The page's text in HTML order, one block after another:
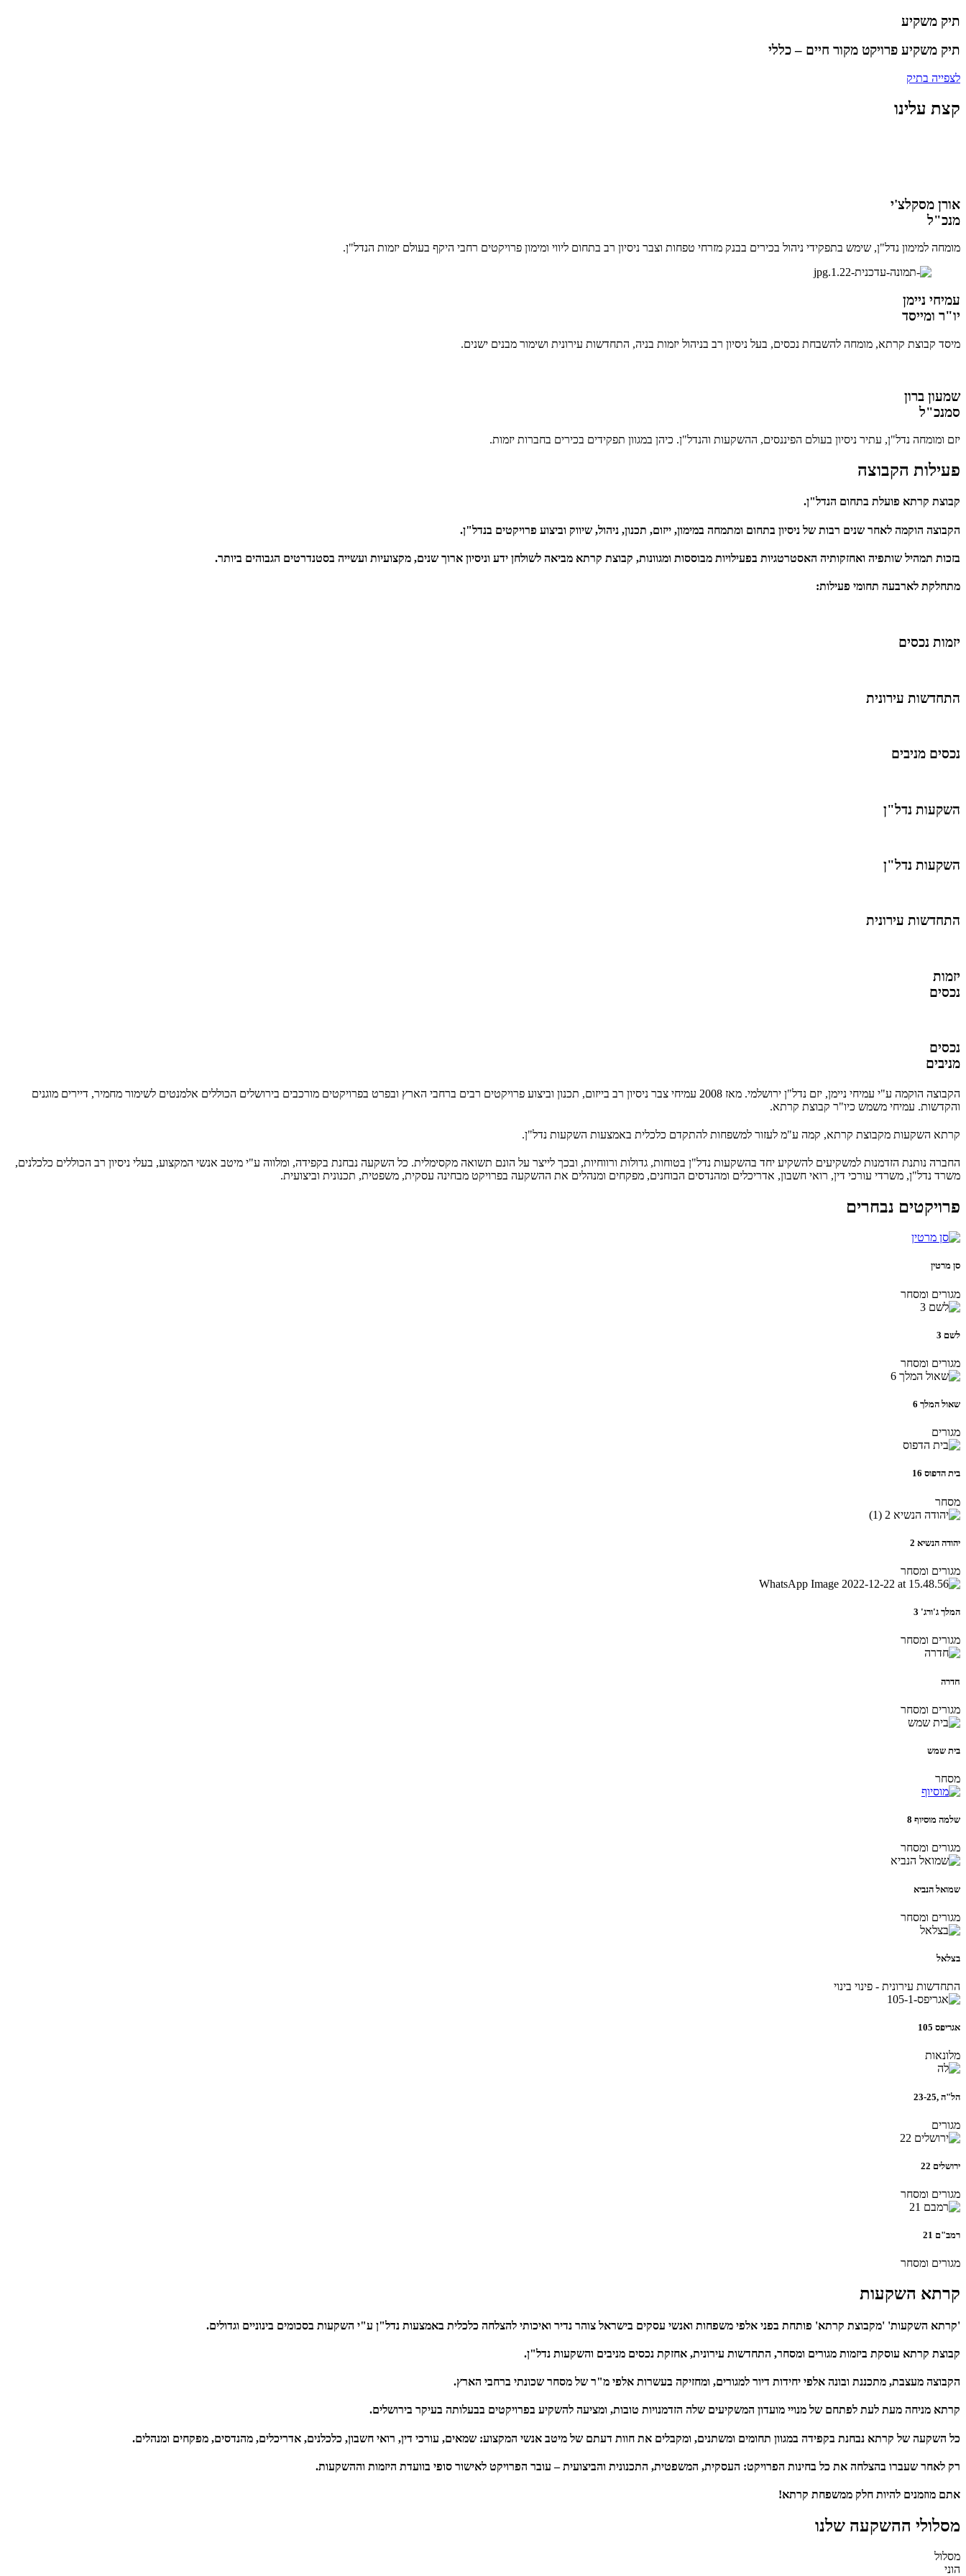
תיק משקיע
תיק משקיע פרויקט מקור חיים – כללי
לצפייה בתיק
קצת עלינו
אורן מסקלצ'י
מנכ"ל
מומחה למימון נדל"ן, שימש בתפקידי ניהול בכירים בבנק מזרחי טפחות וצבר ניסיון רב בתחום ליווי ומימון פרויקטים רחבי היקף בעולם יזמות הנדל"ן.
עמיחי ניימן
יו"ר ומייסד
מיסד קבוצת קרתא, מומחה להשבחת נכסים, בעל ניסיון רב בניהול יזמות בניה, התחדשות עירונית ושימור מבנים ישנים.
שמעון ברון
סמנכ"ל
יזם ומומחה נדל"ן, עתיר ניסיון בעולם הפיננסים, ההשקעות והנדל"ן. כיהן במגוון תפקידים בכירים בחברות יזמות.
פעילות הקבוצה
קבוצת קרתא פועלת בתחום הנדל"ן.
הקבוצה הוקמה לאחר שנים רבות של ניסיון בתחום ומתמחה במימון, ייזום, תכנון, ניהול, שיווק וביצוע פרויקטים בנדל"ן.
בזכות תמהיל שותפיה ואחזקותיה האסטרטגיות בפעילויות מבוססות ומגוונות, קבוצת קרתא מביאה לשולחן ידע וניסיון ארוך שנים, מקצועיות ועשייה בסטנדרטים הגבוהים ביותר.
מתחלקת לארבעה תחומי פעילות:
יזמות נכסים
התחדשות עירונית
נכסים מניבים
השקעות נדל"ן
השקעות נדל"ן
התחדשות עירונית
יזמות
נכסים
נכסים
מניבים
הקבוצה הוקמה ע"י עמיחי ניימן, יזם נדל"ן ירושלמי. מאז 2008 עמיחי צבר ניסיון רב בייזום, תכנון וביצוע פרויקטים רבים ברחבי הארץ ובפרט בפרויקטים מורכבים בירושלים הכוללים אלמנטים לשימור מחמיר, דיירים מוגנים
והקדשות. עמיחי משמש כיו"ר קבוצת קרתא.
קרתא השקעות מקבוצת קרתא, קמה ע"מ לעזור למשפחות להתקדם כלכלית באמצעות השקעות נדל"ן.
החברה נותנת הזדמנות למשקיעים להשקיע יחד בהשקעות נדל"ן בטוחות, גדולות ורווחיות, ובכך לייצר על הונם תשואה מקסימלית. כל השקעה נבחנת בקפידה, ומלווה ע"י מיטב אנשי המקצוע, בעלי ניסיון רב הכוללים כלכלנים,
משרד נדל"ן, משרדי עורכי דין, רואי חשבון, אדריכלים ומהנדסים הבוחנים, מפקחים ומנהלים את ההשקעה בפרויקט מבחינה עסקית, משפטית, תכנונית וביצועית.
פרויקטים נבחרים
סן מרטין
מגורים ומסחר
לשם 3
מגורים ומסחר
שאול המלך 6
מגורים
בית הדפוס 16
מסחר
יהודה הנשיא 2
מגורים ומסחר
המלך ג'ורג' 3
מגורים ומסחר
חדרה
מגורים ומסחר
בית שמש
מסחר
שלמה מוסיוף 8
מגורים ומסחר
שמואל הנביא
מגורים ומסחר
בצלאל
התחדשות עירונית - פינוי בינוי
אגריפס 105
מלונאות
הל"ה ,23-25
מגורים
ירושלים 22
מגורים ומסחר
רמב"ם 21
מגורים ומסחר
קרתא השקעות
'קרתא השקעות' 'מקבוצת קרתא' פותחת בפני אלפי משפחות ואנשי עסקים בישראל צוהר נדיר ואיכותי להצלחה כלכלית באמצעות נדל"ן ע"י השקעות בסכומים בינוניים וגדולים.
קבוצת קרתא עוסקת ביזמות מגורים ומסחר, התחדשות עירונית, אחזקת נכסים מניבים והשקעות נדל"ן.
הקבוצה מעצבת, מתכננת ובונה אלפי יחידות דיור למגורים, ומחזיקה בעשרות אלפי מ"ר של מסחר שכונתי ברחבי הארץ.
קרתא מניחה מעת לעת לפתחם של מנויי מועדון המשקיעים שלה הזדמנויות טובות, ומציעה להשקיע בפרויקטים בבעלותה בעיקר בירושלים.
כל השקעה של קרתא נבחנת בקפידה במגוון תחומים ומשתנים, ומקבלים את חוות דעתם של מיטב אנשי המקצוע: שמאים, עורכי דין, רואי חשבון, כלכלנים, אדריכלים, מהנדסים, מפקחים ומנהלים.
רק לאחר שעברו בהצלחה את כל בחינות הפרויקט: העסקית, המשפטית, התכנונית והביצועית – עובר הפרויקט לאישור סופי בוועדת היזמות וההשקעות.
אתם מוזמנים להיות חלק ממשפחת קרתא!
מסלולי ההשקעה שלנו
מסלול
הוני